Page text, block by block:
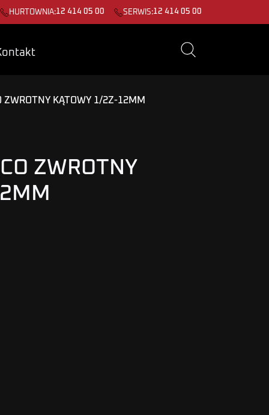
HURTOWNIA:12 414 05 00 SERWIS:12 414 05 00
ZWROTNY KĄTOWY 1/2Z-12MM
ZWROTNY